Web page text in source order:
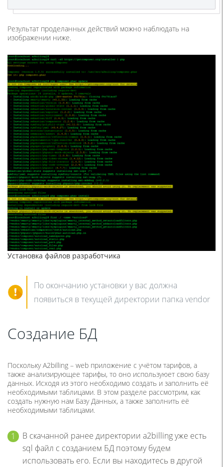
Результат проделанных действий можно наблюдать на
изображении ниже.
Установка файлов разработчика
По окончанию установки у вас должна
появиться в текущей директории папка vendor
Создание БД
Поскольку A2billing – web приложение с учётом тарифов, а
также анализирующее тарифы, то оно используюет свою базу
данных. Исходя из этого необходимо создать и заполнить её
необходимыми таблицами. В этом разделе рассмотрим, как
создать нужную нам Базу Данных, а также заполнить её
необходимыми таблицами.
В скачанной ранее директории a2billing уже есть
sql файл с созданием БД поэтому будем
использовать его. Если вы находитесь в другой